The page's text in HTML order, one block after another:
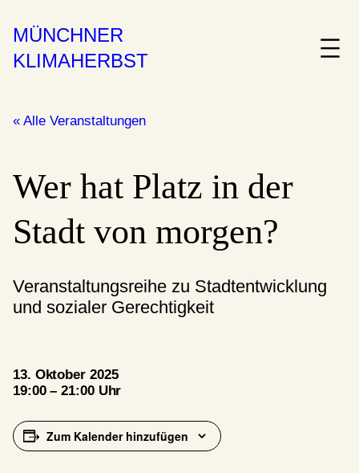
MÜNCHNER
KLIMAHERBST
« Alle Veranstaltungen
Wer hat Platz in der
Stadt von morgen?
Veranstaltungsreihe zu Stadtentwicklung
und sozialer Gerechtigkeit
13. Oktober 2025
19:00 – 21:00 Uhr
Zum Kalender hinzufügen